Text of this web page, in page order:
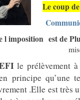
Le coup
l imposition est de
le prélèvement à
principe qu’une
.Elle est très